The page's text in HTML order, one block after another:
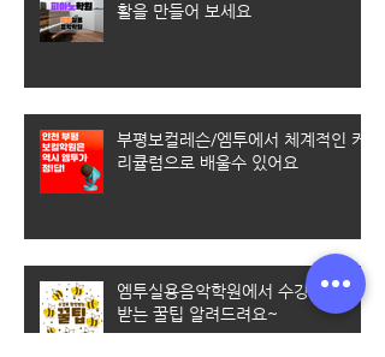
활을 만들어 보세요
부평보컬레슨/엠투에서 체계적인 커
리큘럼으로 배울수 있어요
엠투실용음악학원에서 수강료 할인
받는 꿀팁 알려드려요~